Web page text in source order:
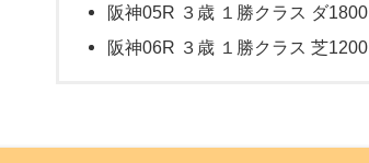
阪神05R ３歳 １勝クラス ダ1800
阪神06R ３歳 １勝クラス 芝1200